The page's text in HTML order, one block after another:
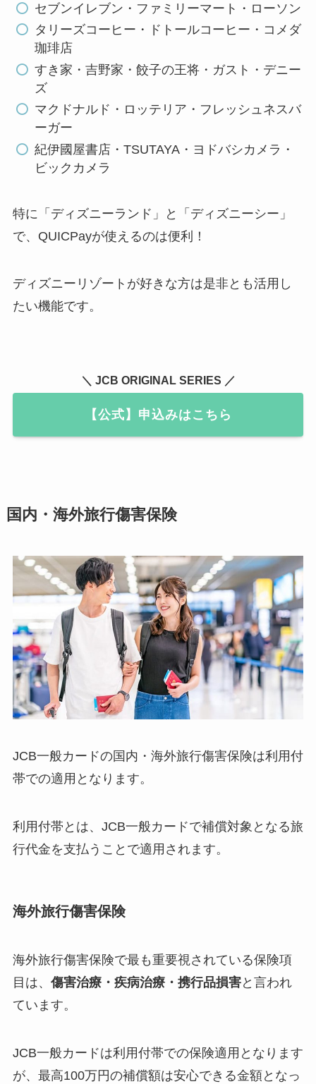
セブンイレブン・ファミリーマート・ローソン
タリーズコーヒー・ドトールコーヒー・コメダ
珈琲店
すき家・吉野家・餃子の王将・ガスト・デニー
ズ
マクドナルド・ロッテリア・フレッシュネスバ
ーガー
紀伊國屋書店・TSUTAYA・ヨドバシカメラ・
ビックカメラ
特に「ディズニーランド」と「ディズニーシー」
で、QUICPayが使えるのは便利！
ディズニーリゾートが好きな方は是非とも活用し
たい機能です。
＼ JCB ORIGINAL SERIES ／
【公式】申込みはこちら
国内・海外旅行傷害保険
JCB一般カードの国内・海外旅行傷害保険は利用付
帯での適用となります。
利用付帯とは、JCB一般カードで補償対象となる旅
行代金を支払うことで適用されます。
海外旅行傷害保険
海外旅行傷害保険で最も重要視されている保険項
目は、 傷害治療・ 疾病治療・携行品損害と言われ
ています。
JCB一般カードは利用付帯での保険適用となります
が、最高100万円の補償額は安心できる金額となっ